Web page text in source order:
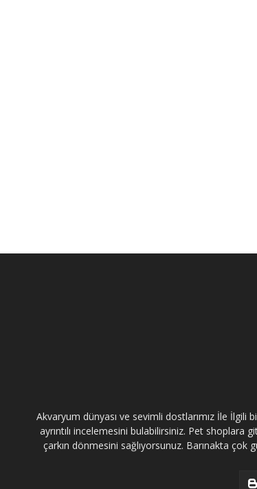
Akvaryum dünyası ve sevimli dostlarımız İle
ayrıntılı incelemesini bulabilirsiniz. Pet shoplara
çarkın dönmesini sağlıyorsunuz. Barınakta